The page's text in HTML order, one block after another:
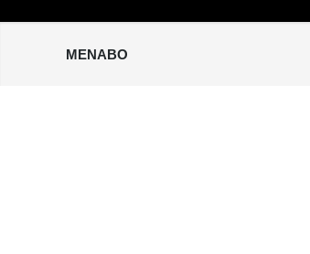
MENABO